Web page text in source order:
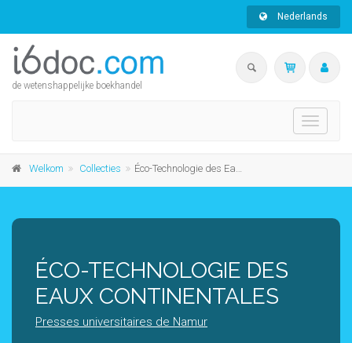
Nederlands
de wetenshappelijke boekhandel
Toggle
Welkom Collecties Éco-Technologie des Eaux Continentales
ÉCO-TECHNOLOGIE DES
EAUX CONTINENTALES
Presses universitaires de Namur